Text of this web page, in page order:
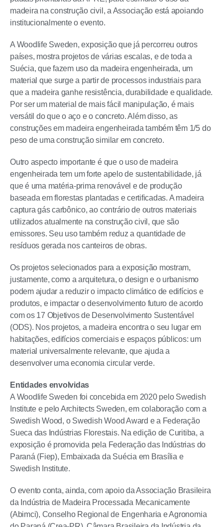
madeira na construção civil, a Associação está apoiando
institucionalmente o evento.
A Woodlife Sweden, exposição que já percorreu outros
países, mostra projetos de várias escalas, e de toda a
Suécia, que fazem uso da madeira engenheirada, um
material que surge a partir de processos industriais para
que a madeira ganhe resistência, durabilidade e qualidade.
Por ser um material de mais fácil manipulação, é mais
versátil do que o aço e o concreto. Além disso, as
construções em madeira engenheirada também têm 1/5 do
peso de uma construção similar em concreto.
Outro aspecto importante é que o uso de madeira
engenheirada tem um forte apelo de sustentabilidade, já
que é uma matéria-prima renovável e de produção
baseada em florestas plantadas e certificadas. A madeira
captura gás carbônico, ao contrário de outros materiais
utilizados atualmente na construção civil, que são
emissores. Seu uso também reduz a quantidade de
resíduos gerada nos canteiros de obras.
Os projetos selecionados para a exposição mostram,
justamente, como a arquitetura, o design e o urbanismo
podem ajudar a reduzir o impacto climático de edifícios e
produtos, e impactar o desenvolvimento futuro de acordo
com os 17 Objetivos de Desenvolvimento Sustentável
(ODS). Nos projetos, a madeira encontra o seu lugar em
habitações, edifícios comerciais e espaços públicos: um
material universalmente relevante, que ajuda a
desenvolver uma economia circular verde.
Entidades envolvidas
A Woodlife Sweden foi concebida em 2020 pelo Swedish
Institute e pelo Architects Sweden, em colaboração com a
Swedish Wood, o Swedish Wood Award e a Federação
Sueca das Indústrias Florestais. Na edição de Curitiba, a
exposição é promovida pela Federação das Indústrias do
Paraná (Fiep), Embaixada da Suécia em Brasília e
Swedish Institute.
O evento conta, ainda, com apoio da Associação Brasileira
da Indústria de Madeira Processada Mecanicamente
(Abimci), Conselho Regional de Engenharia e Agronomia